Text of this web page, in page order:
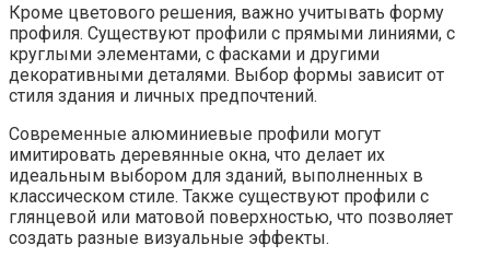
Кроме цветового решения, важно учитывать форму
профиля. Существуют профили с прямыми линиями, с
круглыми элементами, с фасками и другими
декоративными деталями. Выбор формы зависит от
стиля здания и личных предпочтений.
Современные алюминиевые профили могут
имитировать деревянные окна, что делает их
идеальным выбором для зданий, выполненных в
классическом стиле. Также существуют профили с
глянцевой или матовой поверхностью, что позволяет
создать разные визуальные эффекты.